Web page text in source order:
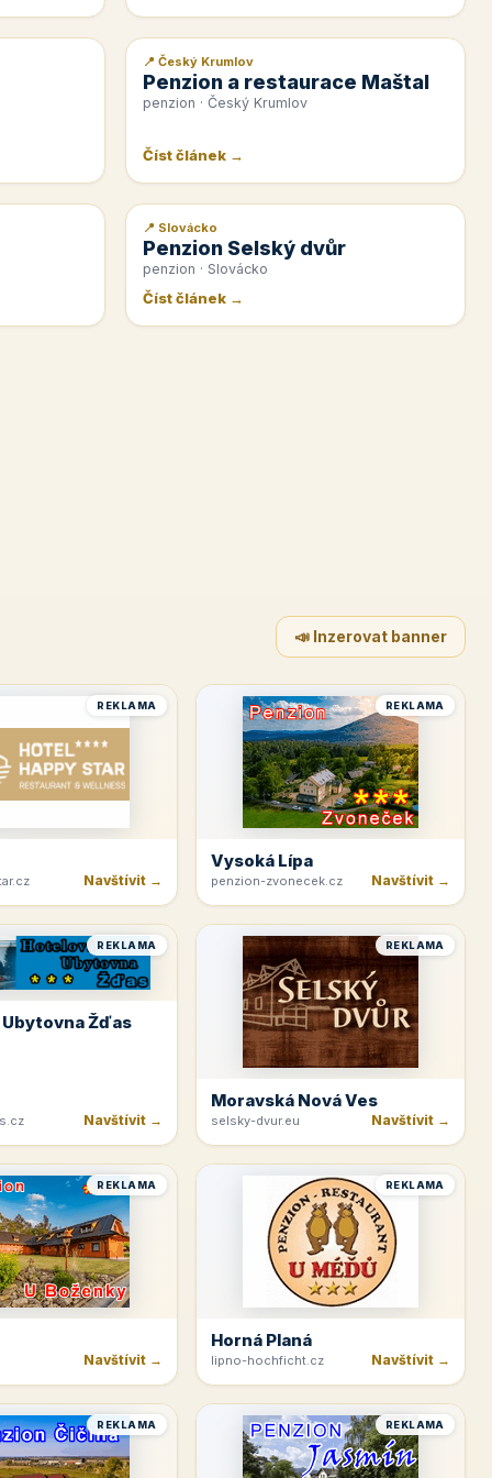
📰 PR článek
📍 Český Krumlov
Penzion a restaurace Maštal
penzion · Český Krumlov
Číst článek →
📰 PR článek
📍 Slovácko
Penzion Selský dvůr
penzion · Slovácko
Číst článek →
📣 Inzerovat banner
REKLAMA
Navštívit →
REKLAMA
Vysoká Lípa
penzion-zvonecek.cz Navštívit →
REKLAMA
Žďas
Navštívit →
REKLAMA
Moravská Nová Ves
selsky-dvur.eu Navštívit →
REKLAMA
Navštívit →
REKLAMA
Horná Planá
lipno-hochficht.cz Navštívit →
REKLAMA REKLAMA